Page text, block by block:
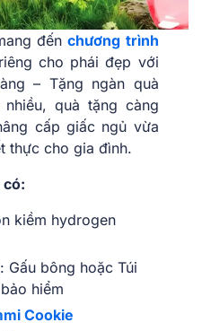
đếnchương trình
cho phái đẹp với
– Tặng ngàn quà
nhiều, quà tặng càng
cấp giấc ngủ vừa
thực cho gia đình.
có:
kiềm hydrogen
Gấu bông hoặc Túi
hiểm
Cookie